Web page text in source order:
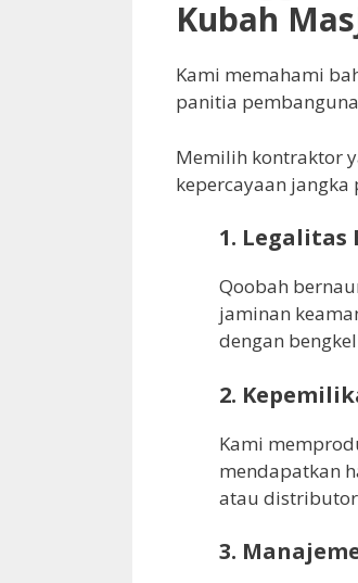
Kubah
Kami memahami
panitia
Memilih kontraktor
kepercayaan jangka
1. Legalitas
Qoobah
jaminan
dengan
2.
Kami
mendapatkan
atau
3.